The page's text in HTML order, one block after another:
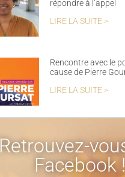
répondre à l’appel
LIRE LA SUITE >
Rencontre avec le
cause de Pierre
LIRE LA SUITE >
Retrouvez-
Facebook !